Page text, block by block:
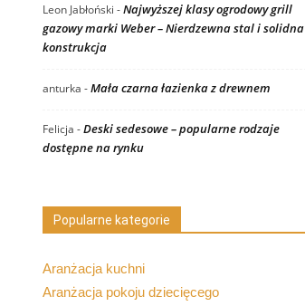
Leon Jabłoński -Najwyższej klasy ogrodowy grill
gazowy marki Weber – Nierdzewna stal i solidna
konstrukcja
anturka -Mała czarna łazienka z drewnem
Felicja -Deski sedesowe – popularne rodzaje
dostępne na rynku
Popularne kategorie
Aranżacja kuchni
Aranżacja pokoju dziecięcego